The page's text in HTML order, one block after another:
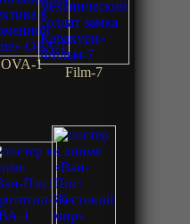
OVA-1
Film-7